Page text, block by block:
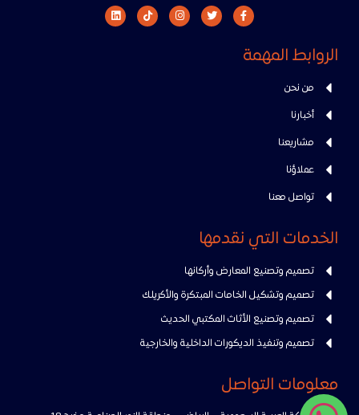
الروابط المهمة
من نحن
أخبارنا
مشاريعنا
عملاؤنا
تواصل معنا
الخدمات التي نقدمها
تصميم وتصنيع المعارض وأركانها
تصميم وتشكيل الخامات المبتكرة والأكريلك
تصميم وتصنيع الأثاث المكتبي الحديث
تصميم وتنفيذ الديكورات الداخلية والخارجية
معلومات التواصل